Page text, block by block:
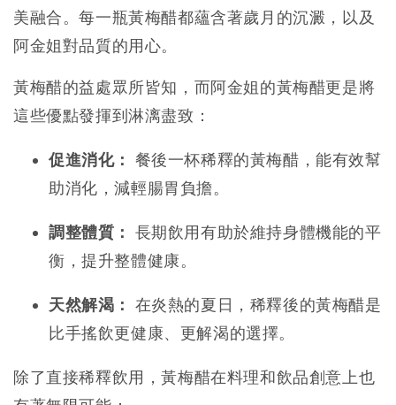
美融合。每一瓶黃梅醋都蘊含著歲月的沉澱，以及
阿金姐對品質的用心。
黃梅醋的益處眾所皆知，而阿金姐的黃梅醋更是將
這些優點發揮到淋漓盡致：
促進消化： 餐後一杯稀釋的黃梅醋，能有效幫
助消化，減輕腸胃負擔。
調整體質： 長期飲用有助於維持身體機能的平
衡，提升整體健康。
天然解渴： 在炎熱的夏日，稀釋後的黃梅醋是
比手搖飲更健康、更解渴的選擇。
除了直接稀釋飲用，黃梅醋在料理和飲品創意上也